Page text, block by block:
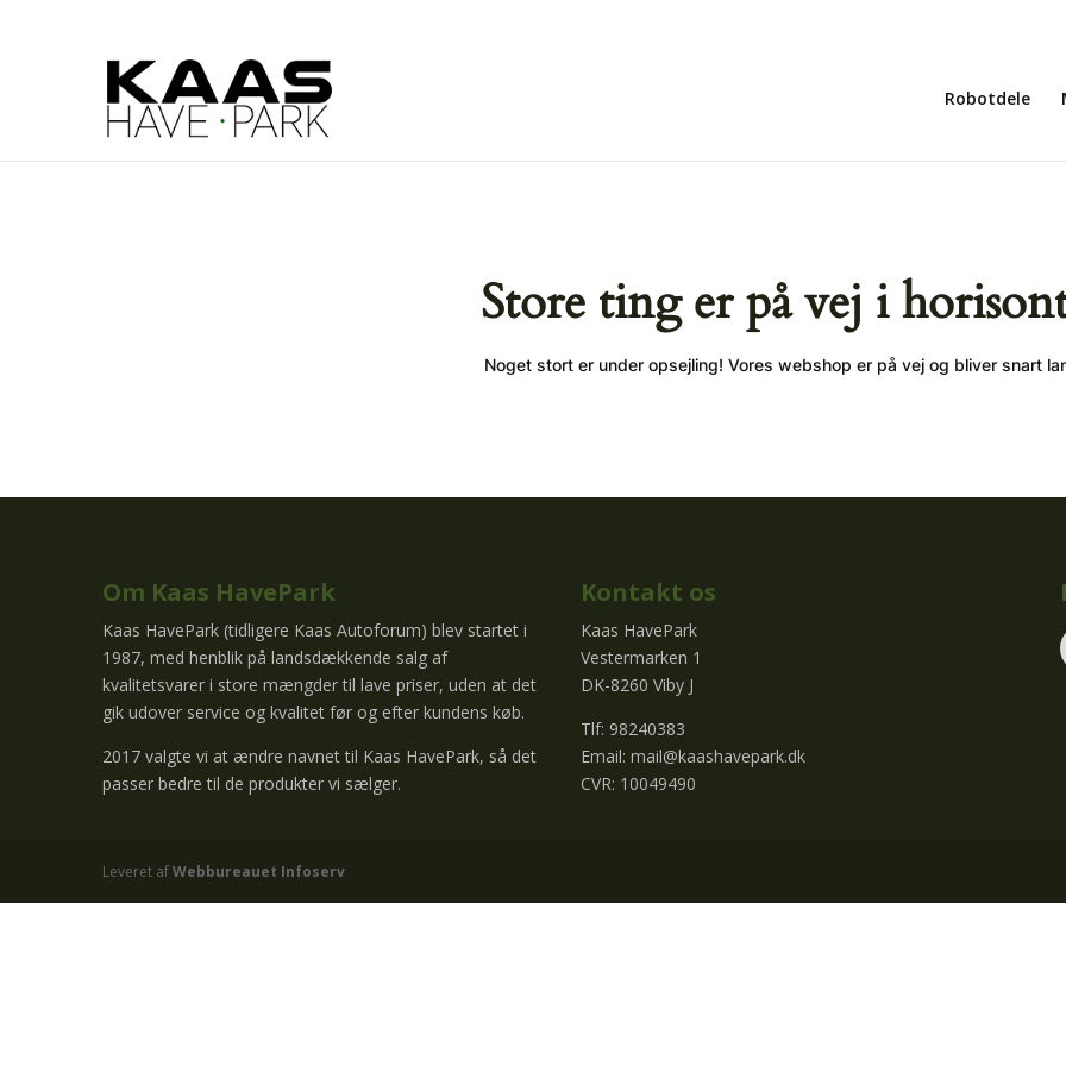
Robotdele
Store ting er på vej i
Noget stort er under opsejling! Vores webshop er på vej og bliver snart
Om Kaas HavePark
Kaas HavePark (tidligere Kaas Autoforum) blev startet i
1987, med henblik på landsdækkende salg af
kvalitetsvarer i store mængder til lave priser, uden at det
gik udover service og kvalitet før og efter kundens køb.
2017 valgte vi at ændre navnet til Kaas HavePark, så det
passer bedre til de produkter vi sælger.
Kontakt os
Kaas HavePark
Vestermarken 1
DK-8260 Viby J
Tlf: 98240383
Email:mail@kaashavepark.dk
CVR: 10049490
Leveret afWebbureauet Infoserv